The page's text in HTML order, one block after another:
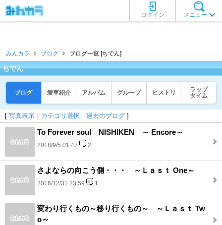
メニュー
ログイン
みんカラ ブログ ブログ一覧 [ちでん]
ちでん
ブログ 愛車紹介 アルバム グループ ヒストリ
ラップ
タイム
[ 写真表示 ｜ カテゴリ選択 ｜ 過去のブログ ]
To Forever soul NISHIKEN ～ Encore～
2018/9/5 01:47 2
さよならの向こう側・・・ ～Ｌａｓｔ One～
2016/12/31 23:59 1
変わり行くもの～移り行くもの～ ～Ｌａｓｔ Tw
o～